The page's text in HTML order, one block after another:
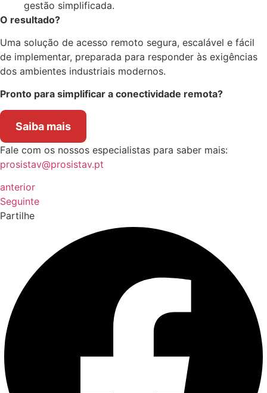
gestão simplificada.
O resultado?
Uma solução de acesso remoto segura, escalável e fácil
de implementar, preparada para responder às exigências
dos ambientes industriais modernos.
Pronto para simplificar a conectividade remota?
Saiba mais
Fale com os nossos especialistas para saber mais:
prosistav@prosistav.pt
anterior
Seguinte
Partilhe